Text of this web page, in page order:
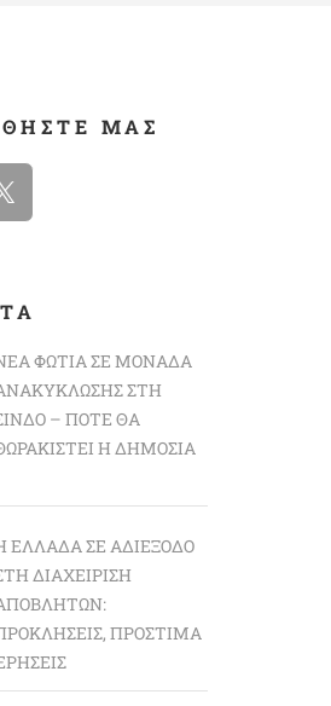
ΜΑΣ
ΦΩΤΙΆ ΣΕ ΜΟΝΆΔΑ
ΣΤΗ
– ΠΌΤΕ ΘΑ
Η ΔΗΜΌΣΙΑ
ΕΛΛΆΔΑ ΣΕ ΑΔΙΈΞΟΔΟ
ΔΙΑΧΕΊΡΙΣΗ
ΠΡΌΣΤΙΜΑ